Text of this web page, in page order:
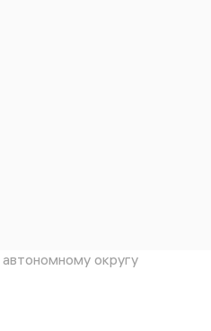
округу